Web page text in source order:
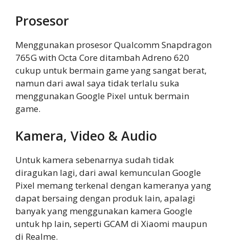
Prosesor
Menggunakan prosesor Qualcomm Snapdragon
765G with Octa Core ditambah Adreno 620
cukup untuk bermain game yang sangat berat,
namun dari awal saya tidak terlalu suka
menggunakan Google Pixel untuk bermain
game.
Kamera, Video & Audio
Untuk kamera sebenarnya sudah tidak
diragukan lagi, dari awal kemunculan Google
Pixel memang terkenal dengan kameranya yang
dapat bersaing dengan produk lain, apalagi
banyak yang menggunakan kamera Google
untuk hp lain, seperti GCAM di Xiaomi maupun
di Realme.